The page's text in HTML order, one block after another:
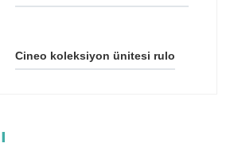
Cineo koleksiyon ünitesi rulo